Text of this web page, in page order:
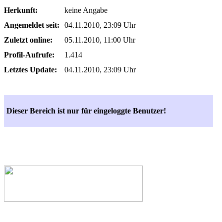
Herkunft:
keine Angabe
Angemeldet seit:
04.11.2010, 23:09 Uhr
Zuletzt online:
05.11.2010, 11:00 Uhr
Profil-Aufrufe:
1.414
Letztes Update:
04.11.2010, 23:09 Uhr
Dieser Bereich ist nur für eingeloggte Benutzer!